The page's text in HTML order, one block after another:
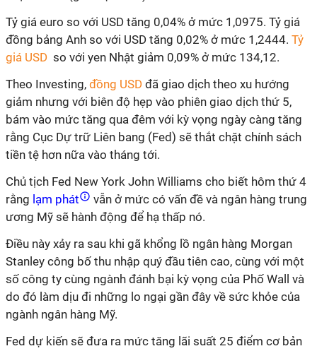
Tỷ giá euro so với USD tăng 0,04% ở mức 1,0975. Tỷ giá
đồng bảng Anh so với USD tăng 0,02% ở mức 1,2444. Tỷ
giá USD so với yen Nhật giảm 0,09% ở mức 134,12.
Theo Investing, đồng USD đã giao dịch theo xu hướng
giảm nhưng với biên độ hẹp vào phiên giao dịch thứ 5,
bám vào mức tăng qua đêm với kỳ vọng ngày càng tăng
rằng Cục Dự trữ Liên bang (Fed) sẽ thắt chặt chính sách
tiền tệ hơn nữa vào tháng tới.
Chủ tịch Fed New York John Williams cho biết hôm thứ 4
rằng lạm phát
vẫn ở mức có vấn đề và ngân hàng trung
ương Mỹ sẽ hành động để hạ thấp nó.
Điều này xảy ra sau khi gã khổng lồ ngân hàng Morgan
Stanley công bố thu nhập quý đầu tiên cao, cùng với một
số công ty cùng ngành đánh bại kỳ vọng của Phố Wall và
do đó làm dịu đi những lo ngại gần đây về sức khỏe của
ngành ngân hàng Mỹ.
Fed dự kiến ​​​​sẽ đưa ra mức tăng lãi suất 25 điểm cơ bản